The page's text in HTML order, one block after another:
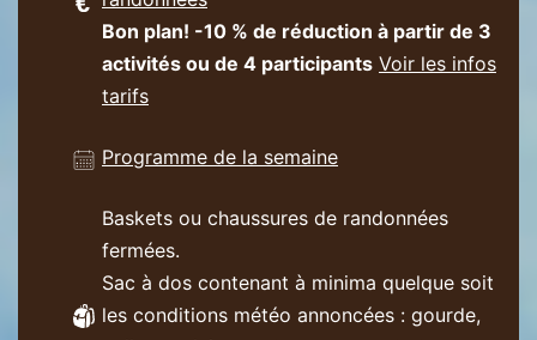
Bon plan! -10 % de réduction à partir de 3
activités ou de 4 participants Voir les infos
tarifs
Programme de la semaine
Baskets ou chaussures de randonnées
fermées.
Sac à dos contenant à minima quelque soit
les conditions météo annoncées : gourde,